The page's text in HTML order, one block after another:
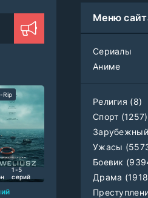
Rip
1-5
cерий
1-5
Меню
Сериалы
Аниме
Религия (8)
Спорт (1257)
Ужасы
Боевик
Драма